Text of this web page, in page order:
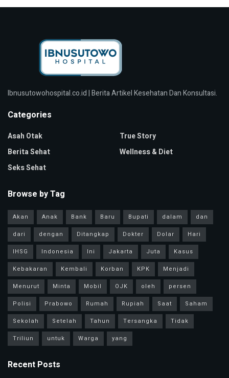
Ibnusutowohospital.co.id | Berita Artikel Kesehatan Dan Konsultasi.
Categories
Asah Otak
Berita Sehat
Seks Sehat
True Story
Wellness & Diet
Browse by Tag
Akan Anak Bank Baru Bupati dalam
dan
dari
dengan Ditangkap Dokter Dolar
Hari
IHSG
Indonesia Ini Jakarta Juta
Kasus
Kebakaran
Kembali Korban KPK
Menjadi
Menurut
Minta Mobil OJK oleh
persen
Polisi
Prabowo Rumah Rupiah Saat
Saham
Sekolah
Setelah Tahun Tersangka
Tidak
Triliun
untuk Warga yang
Recent Posts